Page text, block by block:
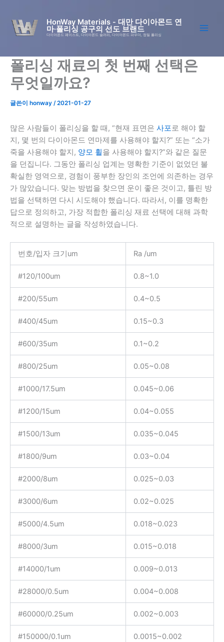
HonWay Materials - 대만 다이아몬드 연
마·폴리싱 공구의 선도 브랜드
다이아몬드 페이스트, 다이아몬드 슬러리, 다이아몬드 파우더, 정밀 폴리싱
폴리싱 재료의 첫 번째 선택은
무엇일까요?
글쓴이 honway /2021-01-27
많은 사람들이 폴리싱을 할 때, “현재 표면은 사포로 해야 할
지, 몇 번의 다이아몬드 연마제를 사용해야 할지?” 또는 “소가
죽을 사용해야 할지, 양모 휠을 사용해야 할지?”와 같은 질문
을 던집니다. 그동안 폴리싱 업계는 명확한 기준이 없었던 불
확실한 영역으로, 경험이 풍부한 장인의 조언에 의존하는 경우
가 많았습니다. 맞는 방법을 찾으면 운이 좋은 것이고, 틀린 방
법을 선택하면 다시 시도해야 했습니다. 따라서, 이를 명확한
답으로 정의하고, 가장 적합한 폴리싱 재료 선택에 대해 과학
적으로 설명하는 글을 작성하였습니다.
번호/입자 크기um Ra /um
#120/100um 0.8~1.0
#200/55um 0.4~0.5
#400/45um 0.15~0.3
#600/35um 0.1~0.2
#800/25um 0.05~0.08
#1000/17.5um 0.045~0.06
#1200/15um 0.04~0.055
#1500/13um 0.035~0.045
#1800/9um 0.03~0.04
#2000/8um 0.025~0.03
#3000/6um 0.02~0.025
#5000/4.5um 0.018~0.023
#8000/3um 0.015~0.018
#14000/1um 0.009~0.013
#28000/0.5um 0.004~0.008
#60000/0.25um 0.002~0.003
#150000/0.1um 0.0015~0.002